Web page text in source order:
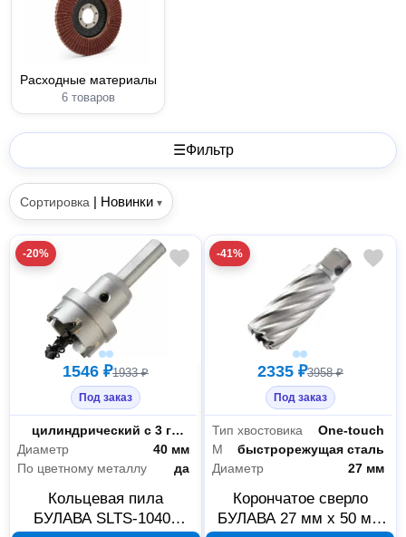
Расходные материалы
6 товаров
☰Фильтр
Сортировка | Новинки ▾
-20%
1546 ₽1933 ₽
Под заказ
Тип хвостовика коронки
цилиндрический с 3 гранями
Диаметр
40 мм
По цветному металлу
да
Кольцевая пила
БУЛАВА SLTS-10400
-41%
2335 ₽3958 ₽
Под заказ
Тип хвостовика
One-touch
быстрорежущая сталь
Диаметр
27 мм
Корончатое сверло
БУЛАВА 27 мм x 50 мм